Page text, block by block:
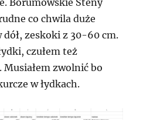
Borumowskie Steny
co chwila duże
zeskoki z 30-60 cm.
czułem też
zwolnić bo
w łydkach.